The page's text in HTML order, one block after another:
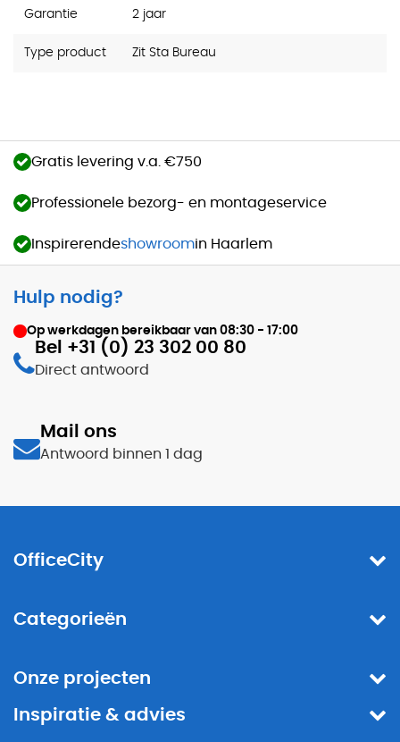
Garantie 2 jaar
Type product Zit Sta Bureau
Gratis levering v.a. €750
Professionele bezorg- en montageservice
Inspirerendeshowroomin Haarlem
Hulp nodig?
Op werkdagen bereikbaar van 08:30 - 17:00
Bel +31 (0) 23 302 00 80
Direct antwoord
Mail ons
Antwoord binnen 1 dag
OfficeCity
Categorieën
Onze projecten
Inspiratie & advies